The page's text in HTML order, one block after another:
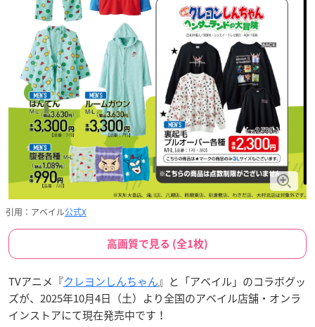
引用：アベイル公式X
高画質で見る (全1枚)
TVアニメ『クレヨンしんちゃん』と「アベイル」のコラボグッ
ズが、2025年10月4日（土）より全国のアベイル店舗・オンラ
インストアにて現在発売中です！